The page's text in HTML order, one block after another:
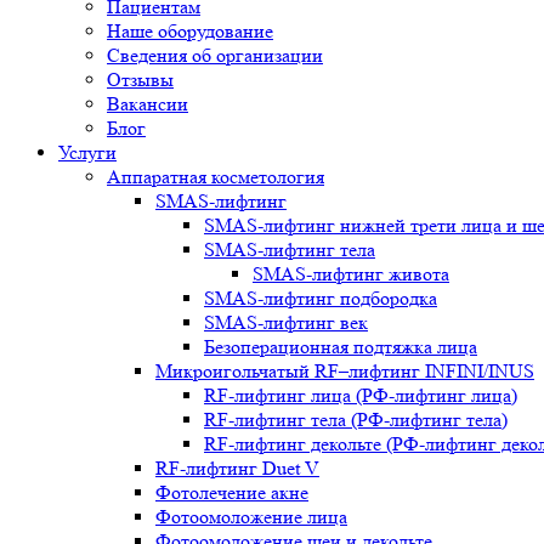
Пациентам
Наше оборудование
Сведения об организации
Отзывы
Вакансии
Блог
Услуги
Аппаратная косметология
SMAS-лифтинг
SMAS-лифтинг нижней трети лица и
SMAS-лифтинг тела
SMAS-лифтинг живота
SMAS-лифтинг подбородка
SMAS-лифтинг век
Безоперационная подтяжка лица
Микроигольчатый RF–лифтинг INFINI/INUS
RF-лифтинг лица (РФ-лифтинг лица)
RF-лифтинг тела (РФ-лифтинг тела)
RF-лифтинг декольте (РФ-лифтинг
RF-лифтинг Duet V
Фотолечение акне
Фотоомоложение лица